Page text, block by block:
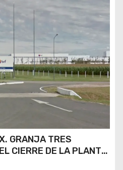
GRANJA TRES
CIERRE DE LA PLANTA